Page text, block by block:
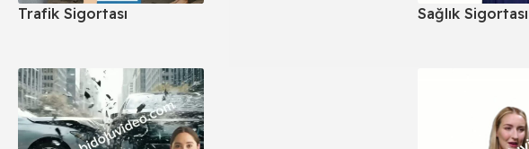
Trafik Sigortası Sağlık Sigortası